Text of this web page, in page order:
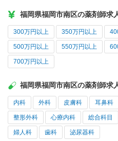
福岡県福岡市南区の薬剤師求
300万円以上 350万円以上
500万円以上 550万円以上
700万円以上
福岡県福岡市南区の薬剤師求
内科 外科 皮膚科 耳鼻科
整形外科 心療内科 総合科目
婦人科 歯科 泌尿器科